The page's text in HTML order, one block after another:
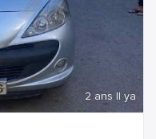
2 ans Il ya